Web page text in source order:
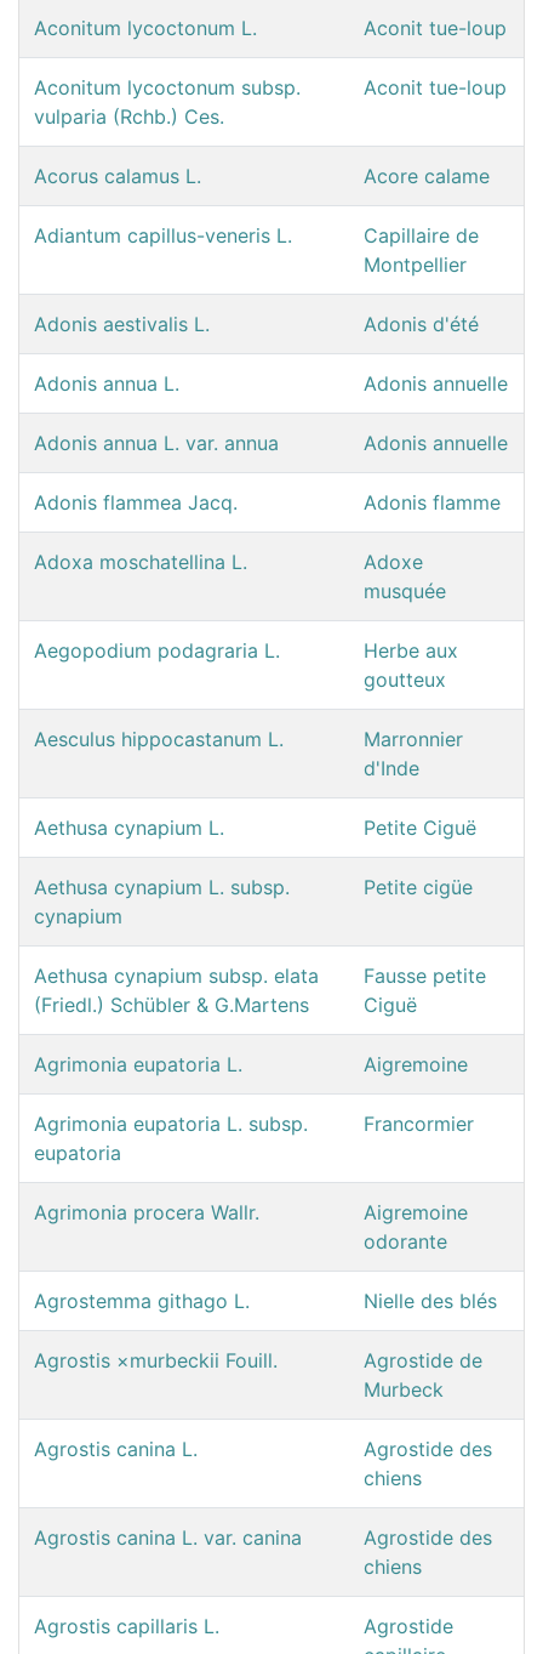
Aconitum lycoctonum L. Aconit tue-loup
Aconitum lycoctonum subsp.
vulparia (Rchb.) Ces.
Aconit tue-loup
Acorus calamus L. Acore calame
Adiantum capillus-veneris L.
Capillaire de
Montpellier
Adonis aestivalis L. Adonis d'été
Adonis annua L. Adonis annuelle
Adonis annua L. var. annua Adonis annuelle
Adonis flammea Jacq. Adonis flamme
Adoxa moschatellina L.
Adoxe
musquée
Aegopodium podagraria L.
Herbe aux
goutteux
Aesculus hippocastanum L.
Marronnier
d'Inde
Aethusa cynapium L. Petite Ciguë
Aethusa cynapium L. subsp.
cynapium
Petite cigüe
Aethusa cynapium subsp. elata
(Friedl.) Schübler & G.Martens
Fausse petite
Ciguë
Agrimonia eupatoria L. Aigremoine
Agrimonia eupatoria L. subsp.
eupatoria
Francormier
Agrimonia procera Wallr.
Aigremoine
odorante
Agrostemma githago L. Nielle des blés
Agrostis ×murbeckii Fouill.
Agrostide de
Murbeck
Agrostis canina L.
Agrostide des
chiens
Agrostis canina L. var. canina
Agrostide des
chiens
Agrostis capillaris L.
Agrostide